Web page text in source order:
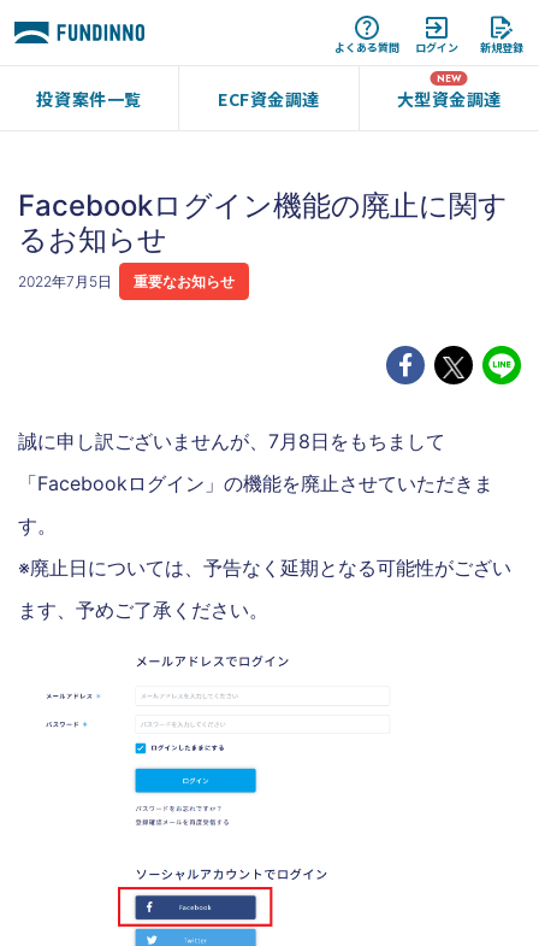
よくある質問 ログイン 新規登録
投資案件一覧 ECF資金調達 大型資金調達
Facebookログイン機能の廃止に関す
るお知らせ
2022年7月5日 重要なお知らせ
誠に申し訳ございませんが、7月8日をもちまして
「Facebookログイン」の機能を廃止させていただきま
す。
※廃止日については、予告なく延期となる可能性がござい
ます、予めご了承ください。